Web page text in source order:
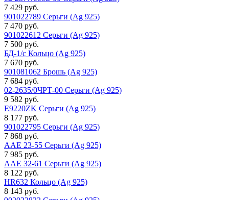
7 429 руб.
901022789 Серьги (Ag 925)
7 470 руб.
901022612 Серьги (Ag 925)
7 500 руб.
БД-1/с Кольцо (Ag 925)
7 670 руб.
901081062 Брошь (Ag 925)
7 684 руб.
02-2635/0ЧРТ-00 Серьги (Ag 925)
9 582 руб.
E9220ZK Серьги (Ag 925)
8 177 руб.
901022795 Серьги (Ag 925)
7 868 руб.
AAE 23-55 Серьги (Ag 925)
7 985 руб.
AAE 32-61 Серьги (Ag 925)
8 122 руб.
HR632 Кольцо (Ag 925)
8 143 руб.